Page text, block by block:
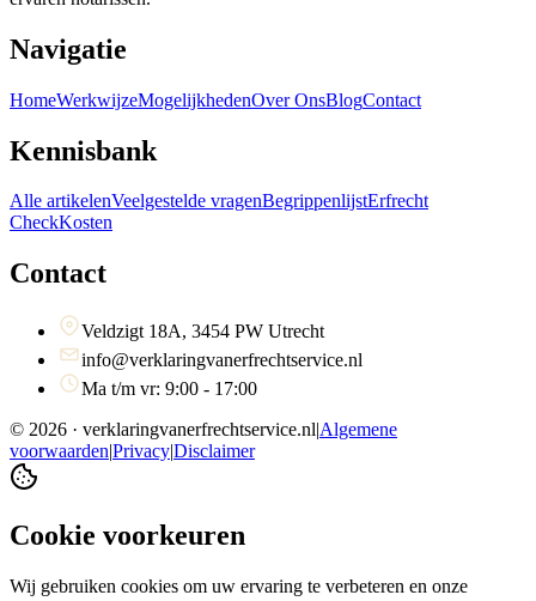
Navigatie
HomeWerkwijzeMogelijkhedenOver OnsBlogContact
Kennisbank
Alle artikelenVeelgestelde vragenBegrippenlijstErfrecht
CheckKosten
Contact
Veldzigt 18A, 3454 PW Utrecht
info@verklaringvanerfrechtservice.nl
Ma t/m vr: 9:00 - 17:00
© 2026 · verklaringvanerfrechtservice.nl|Algemene
voorwaarden|Privacy|Disclaimer
Cookie voorkeuren
Wij gebruiken cookies om uw ervaring te verbeteren en onze